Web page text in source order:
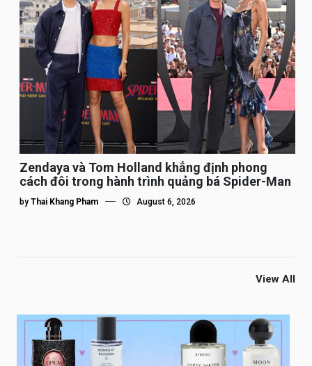
Zendaya và Tom Holland khẳng định phong
cách đôi trong hành trình quảng bá Spider-Man
by Thai Khang Pham August 6, 2026
View All